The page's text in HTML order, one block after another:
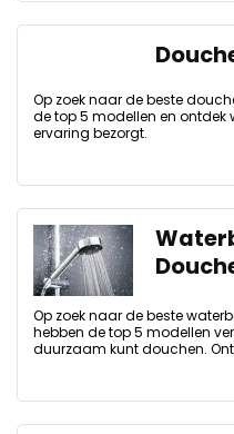
Op zoek naar de beste
de top 5 modellen en ontdek
ervaring bezorgt.
Op zoek naar de beste
hebben de top 5 modellen
duurzaam kunt douchen.